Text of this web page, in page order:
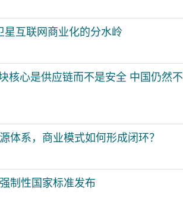
星互联网商业化的分水岭
核心是供应链而不是安全 中国仍然
体系，商业模式如何形成闭环？
制性国家标准发布